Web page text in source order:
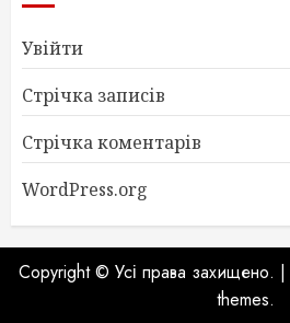
Увійти
Стрічка записів
Стрічка коментарів
WordPress.org
Copyright © Усі права захищено. |
themes.